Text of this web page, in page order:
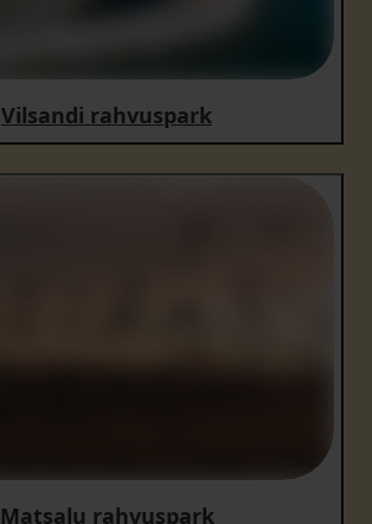
Vilsandi rahvuspark
Matsalu rahvuspark